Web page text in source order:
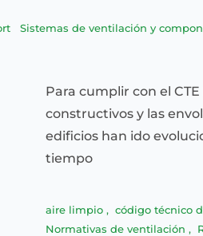
Sistemas de ventilación y
Para cumplir con el
constructivos y las
edificios han ido
tiempo
aire limpio , código técnico
Normativas de ventilación ,